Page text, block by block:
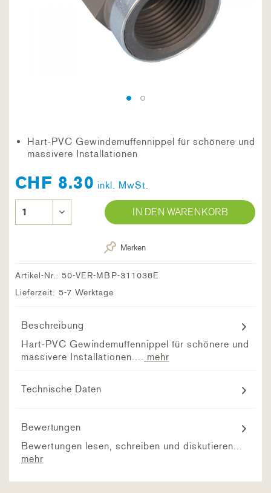
Hart-PVC Gewindemuffennippel für schönere und
massivere Installationen
CHF 8.30 inkl. MwSt.
IN DEN WARENKORB
Merken
Artikel-Nr.: 50-VER-MBP-311038E
Lieferzeit: 5-7 Werktage
Beschreibung
Hart-PVC Gewindemuffennippel für schönere und
massivere Installationen....
mehr
Technische Daten
Bewertungen
Bewertungen lesen, schreiben und diskutieren...
mehr